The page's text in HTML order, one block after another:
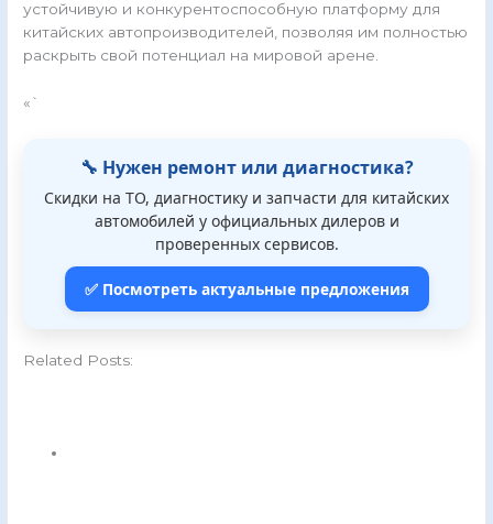
устойчивую и конкурентоспособную платформу для
китайских автопроизводителей, позволяя им полностью
раскрыть свой потенциал на мировой арене.
«`
🔧 Нужен ремонт или диагностика?
Скидки на ТО, диагностику и запчасти для китайских
автомобилей у официальных дилеров и
проверенных сервисов.
✅ Посмотреть актуальные предложения
Related Posts: